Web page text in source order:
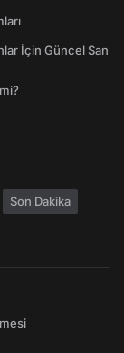
İçin Güncel San
Son Dakika